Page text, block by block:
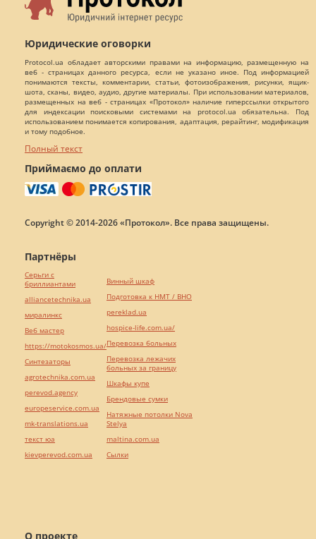
Юридические оговорки
Protocol.ua обладает авторскими правами на информацию, размещенную на
веб - страницах данного ресурса, если не указано иное. Под информацией
понимаются тексты, комментарии, статьи, фотоизображения, рисунки, ящик-
шота, сканы, видео, аудио, другие материалы. При использовании материалов,
размещенных на веб - страницах «Протокол» наличие гиперссылки открытого
для индексации поисковыми системами на protocol.ua обязательна. Под
использованием понимается копирования, адаптация, рерайтинг, модификация
и тому подобное.
Полный текст
Приймаємо до оплати
Copyright © 2014-2026 «Протокол». Все права защищены.
О проекте
Партнёры
Серьги с
бриллиантами
alliancetechnika.ua
миралинкс
Веб мастер
https://motokosmos.ua/
Синтезаторы
agrotechnika.com.ua
perevod.agency
europeservice.com.ua
mk-translations.ua
текст юа
kievperevod.com.ua
Винный шкаф
Подготовка к НМТ / ВНО
pereklad.ua
hospice-life.com.ua/
Перевозка больных
Перевозка лежачих
больных за границу
Шкафы купе
Брендовые сумки
Натяжные потолки Nova
Stelya
maltina.com.ua
Cылки